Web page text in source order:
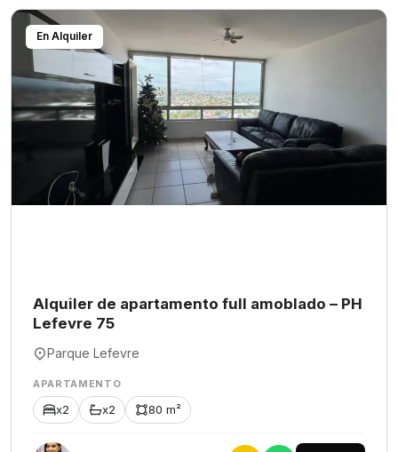
En Alquiler
Alquiler de apartamento full amoblado – PH
Lefevre 75
Parque Lefevre
APARTAMENTO
x2 x2 80 m²